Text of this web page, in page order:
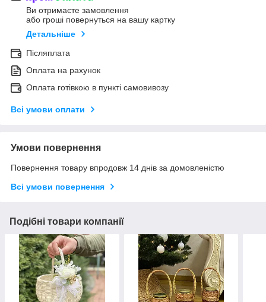
Ви отримаєте замовлення
або гроші повернуться на вашу картку
Детальніше
Післяплата
Оплата на рахунок
Оплата готівкою в пункті самовивозу
Всі умови оплати
Умови повернення
Повернення товару впродовж 14 днів за домовленістю
Всі умови повернення
Подібні товари компанії